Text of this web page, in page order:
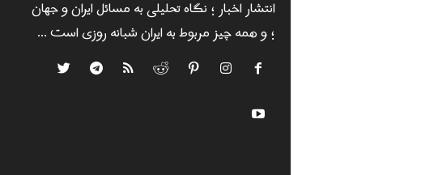
انتشار اخبار ؛ نگاه تحلیلی به مسائل ایران و جهان
؛ و همه چیز مربوط به ایران شبانه روزی است ...